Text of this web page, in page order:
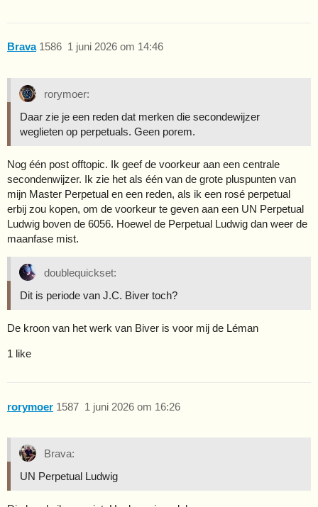
Brava 1 juni 2026 om 14:46
1586
rorymoer:
Daar zie je een reden dat merken die secondewijzer
weglieten op perpetuals. Geen porem.
Nog één post offtopic. Ik geef de voorkeur aan een centrale
secondenwijzer. Ik zie het als één van de grote pluspunten van
mijn Master Perpetual en een reden, als ik een rosé perpetual
erbij zou kopen, om de voorkeur te geven aan een UN Perpetual
Ludwig boven de 6056. Hoewel de Perpetual Ludwig dan weer de
maanfase mist.
doublequickset:
Dit is periode van J.C. Biver toch?
De kroon van het werk van Biver is voor mij de Léman
1 like
rorymoer 1 juni 2026 om 16:26
1587
Brava:
UN Perpetual Ludwig